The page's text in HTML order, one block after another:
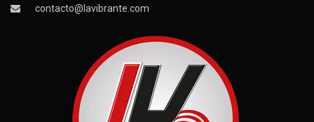
contacto@lavibrante.com